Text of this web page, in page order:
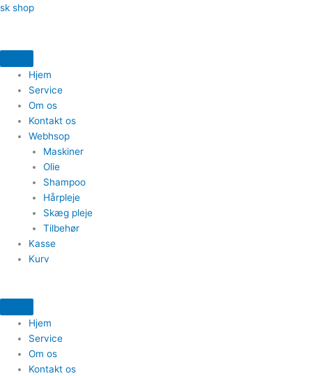
Gå
sk shop
Hjem
Service
Om os
Kontakt os
Webhsop
Maskiner
Olie
Shampoo
Hårpleje
Skæg pleje
Tilbehør
Kasse
Kurv
Hjem
Service
Om os
Kontakt os